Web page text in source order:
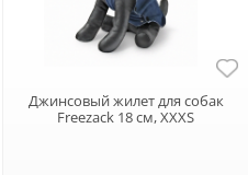
Джинсовый жилет для собак
Freezack 18 см, XXXS